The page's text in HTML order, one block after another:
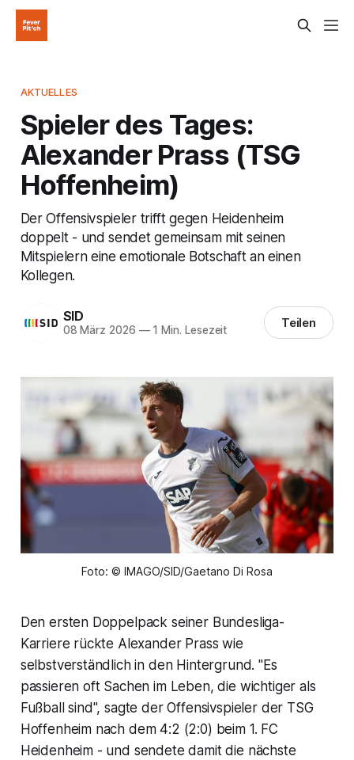
AKTUELLES
Spieler des Tages:
Alexander Prass (TSG
Hoffenheim)
Der Offensivspieler trifft gegen Heidenheim
doppelt - und sendet gemeinsam mit seinen
Mitspielern eine emotionale Botschaft an einen
Kollegen.
SID
08 März 2026 —1 Min. Lesezeit Teilen
Foto: © IMAGO/SID/Gaetano Di Rosa
Den ersten Doppelpack seiner Bundesliga-
Karriere rückte Alexander Prass wie
selbstverständlich in den Hintergrund. "Es
passieren oft Sachen im Leben, die wichtiger als
Fußball sind", sagte der Offensivspieler der TSG
Hoffenheim nach dem 4:2 (2:0) beim 1. FC
Heidenheim - und sendete damit die nächste